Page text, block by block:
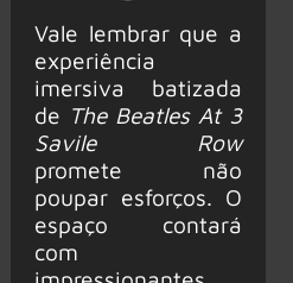
Vale lembrar que a
experiência
imersiva batizada
de The Beatles At 3
Savile Row
promete não
poupar esforços. O
espaço contará
com